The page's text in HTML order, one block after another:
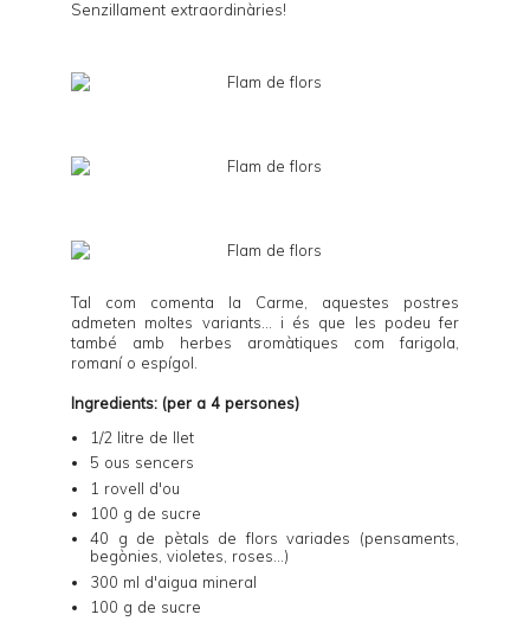
Senzillament extraordinàries!
Tal com comenta la Carme, aquestes postres
admeten moltes variants... i és que les podeu fer
també amb herbes aromàtiques com farigola,
romaní o espígol.
Ingredients: (per a 4 persones)
1/2 litre de llet
5 ous sencers
1 rovell d'ou
100 g de sucre
40 g de pètals de flors variades (pensaments,
begònies, violetes, roses...)
300 ml d'aigua mineral
100 g de sucre